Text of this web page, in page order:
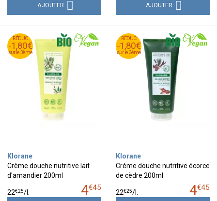
AJOUTER AJOUTER
RÉDUC
-1,80€
sur le 3ème
RÉDUC
-1,80€
sur le 3ème
Klorane
Crème douche nutritive lait
d'amandier 200ml
4€45
22€25/l.
RÉDUC
-1,80€
sur le 3ème
RÉDUC
-1,80€
sur le 3ème
Klorane
Crème douche nutritive écorce
de cèdre 200ml
4€45
22€25/l.